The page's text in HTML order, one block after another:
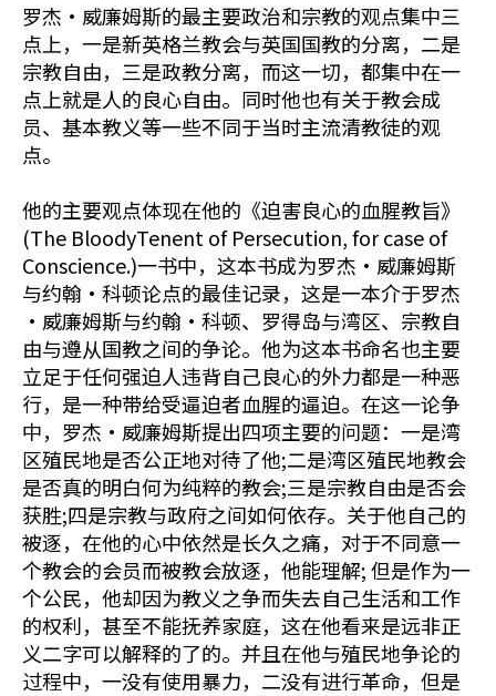
罗杰•威廉姆斯的最主要政治和宗教的观点集中三
点上，一是新英格兰教会与英国国教的分离，二是
宗教自由，三是政教分离，而这一切，都集中在一
点上就是人的良心自由。同时他也有关于教会成
员、基本教义等一些不同于当时主流清教徒的观
点。
他的主要观点体现在他的《迫害良心的血腥教旨》
(The BloodyTenent of Persecution, for case of
Conscience.)一书中，这本书成为罗杰•威廉姆斯
与约翰•科顿论点的最佳记录，这是一本介于罗杰
•威廉姆斯与约翰•科顿、罗得岛与湾区、宗教自
由与遵从国教之间的争论。他为这本书命名也主要
立足于任何强迫人违背自己良心的外力都是一种恶
行，是一种带给受逼迫者血腥的逼迫。在这一论争
中，罗杰•威廉姆斯提出四项主要的问题：一是湾
区殖民地是否公正地对待了他;二是湾区殖民地教会
是否真的明白何为纯粹的教会;三是宗教自由是否会
获胜;四是宗教与政府之间如何依存。关于他自己的
被逐，在他的心中依然是长久之痛，对于不同意一
个教会的会员而被教会放逐，他能理解; 但是作为一
个公民，他却因为教义之争而失去自己生活和工作
的权利，甚至不能抚养家庭，这在他看来是远非正
义二字可以解释的了的。并且在他与殖民地争论的
过程中，一没有使用暴力，二没有进行革命，但是